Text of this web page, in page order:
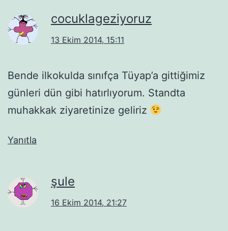
cocuklageziyoruz
13 Ekim 2014, 15:11
Bende ilkokulda sınıfça Tüyap’a gittiğimiz
günleri dün gibi hatırlıyorum. Standta
muhakkak ziyaretinize geliriz
Yanıtla
şule
16 Ekim 2014, 21:27